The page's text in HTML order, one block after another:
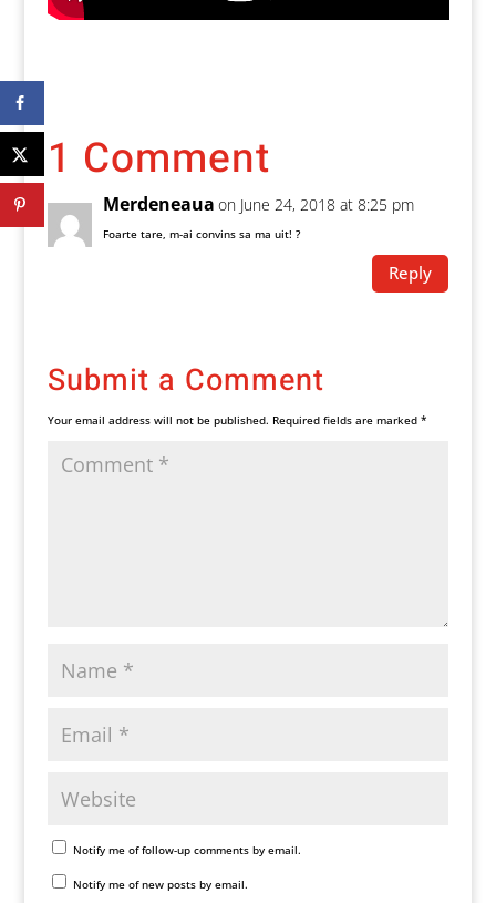
1 Comment
Merdeneaua on June 24, 2018 at 8:25 pm
Foarte tare, m-ai convins sa ma uit! ?
Reply
Submit a Comment
Your email address will not be published. Required fields are marked *
Notify me of follow-up comments by email.
Notify me of new posts by email.